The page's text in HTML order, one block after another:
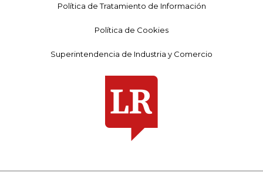
Política de Tratamiento de Información
Política de Cookies
Superintendencia de Industria y Comercio